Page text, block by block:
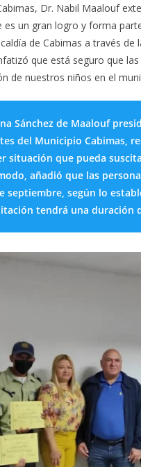
Dr. Nabil Maalouf
es un gran logro y forma
de Cabimas a través
que está seguro que
de nuestros niños en el
Sánchez de Maalouf
del Municipio Cabimas,
situación que pueda
añadió que las
septiembre, según lo
tendrá una duración